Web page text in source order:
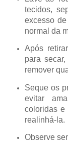
tecidos,
excesso
normal da
Após
para
remover
Seque os
evitar
coloridas e
realinhá-la.
Observe